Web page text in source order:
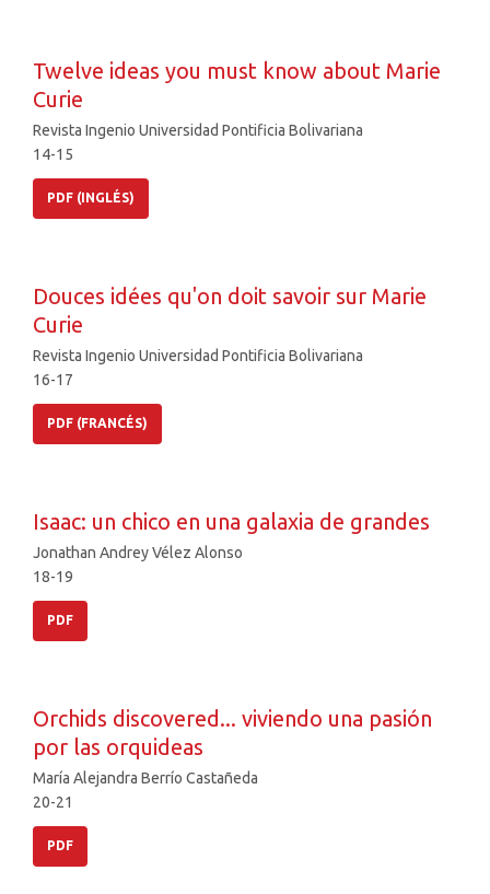
Twelve ideas you must know about Marie
Curie
Revista Ingenio Universidad Pontificia Bolivariana
14-15
PDF (INGLÉS)
Douces idées qu'on doit savoir sur Marie
Curie
Revista Ingenio Universidad Pontificia Bolivariana
16-17
PDF (FRANCÉS)
Isaac: un chico en una galaxia de grandes
Jonathan Andrey Vélez Alonso
18-19
PDF
Orchids discovered... viviendo una pasión
por las orquideas
María Alejandra Berrío Castañeda
20-21
PDF